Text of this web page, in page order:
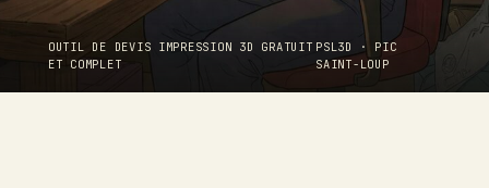
OUTIL DE DEVIS IMPRESSION 3D GRATUIT
ET COMPLET
PSL3D · PIC
SAINT-LOUP